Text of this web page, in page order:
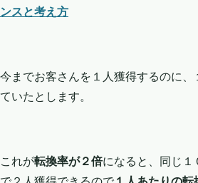
ンスと考え方
今までお客さんを１人獲得するのに、
ていたとします。
これが転換率が２倍になると、同じ１